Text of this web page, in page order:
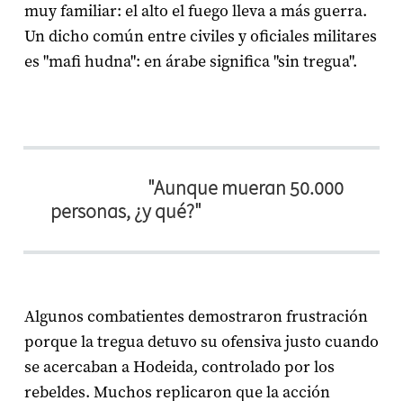
muy familiar: el alto el fuego lleva a más guerra.
Un dicho común entre civiles y oficiales militares
es "mafi hudna": en árabe significa "sin tregua".
"Aunque mueran 50.000
personas, ¿y qué?"
Algunos combatientes demostraron frustración
porque la tregua detuvo su ofensiva justo cuando
se acercaban a Hodeida, controlado por los
rebeldes. Muchos replicaron que la acción